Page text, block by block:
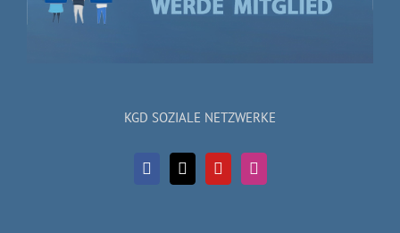
KGD SOZIALE NETZWERKE